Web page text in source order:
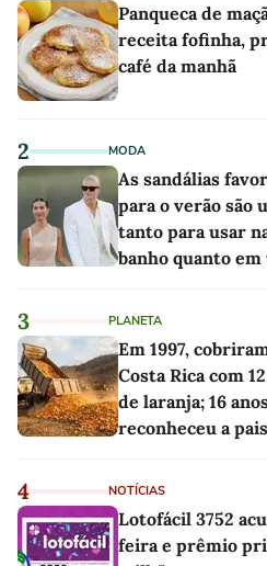
Panqueca de
receita fofinha,
café da manhã
2 MODA
As sandálias
para o verão são
tanto para usar
banho quanto
3 PLANETA
Em 1997,
Costa Rica com
de laranja; 16
reconheceu a
4 NOTÍCIAS
Lotofácil 3752
feira e prêmio